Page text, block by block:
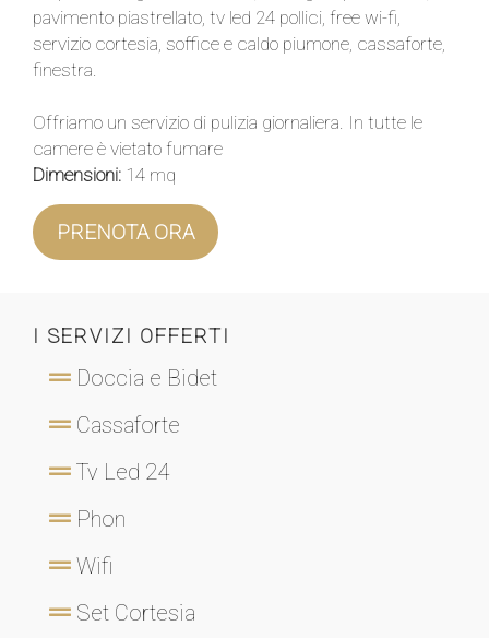
pavimento piastrellato, tv led 24 pollici, free wi-fi,
servizio cortesia, soffice e caldo piumone, cassaforte,
finestra.
Offriamo un servizio di pulizia giornaliera. In tutte le
camere è vietato fumare
Dimensioni: 14 mq
PRENOTA ORA
I SERVIZI OFFERTI
Doccia e Bidet
Cassaforte
Tv Led 24
Phon
Wifi
Set Cortesia